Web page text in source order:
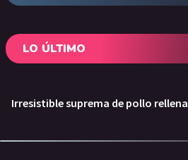
LO ÚLTIMO
Irresistible suprema de pollo rellena